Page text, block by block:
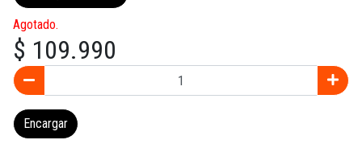
Agotado.
$ 109.990
Encargar